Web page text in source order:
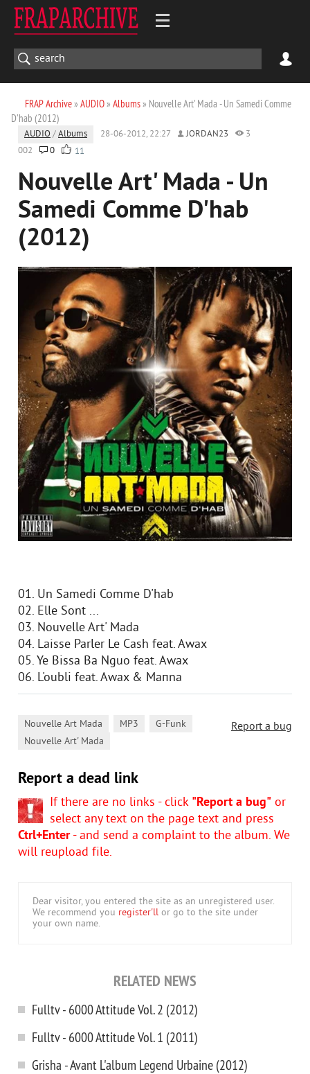
FRAP Archive» AUDIO» Albums» Nouvelle Art' Mada - Un Samedi Comme
D'hab (2012)
AUDIO /Albums 28-06-2012, 22:27 JORDAN23
3
002
0 11
Nouvelle Art' Mada - Un
Samedi Comme D'hab
(2012)
01. Un Samedi Comme D'hab
02. Elle Sont ...
03. Nouvelle Art' Mada
04. Laisse Parler Le Cash feat. Awax
05. Ye Bissa Ba Nguo feat. Awax
06. L'oubli feat. Awax & Maпna
Report a bug
Nouvelle Art Mada MP3 G-Funk
Nouvelle Art' Mada
Report a dead link
If there are no links - click "Report a bug" or
select any text on the page text and press
Ctrl+Enter- and send a complaint to the album. We
will reupload file.
Dear visitor, you entered the site as an unregistered user.
We recommend you register'll or go to the site under
your own name.
RELATED NEWS
Fulltv - 6000 Attitude Vol. 2 (2012)
Fulltv - 6000 Attitude Vol. 1 (2011)
Grisha - Avant L'album Legend Urbaine (2012)